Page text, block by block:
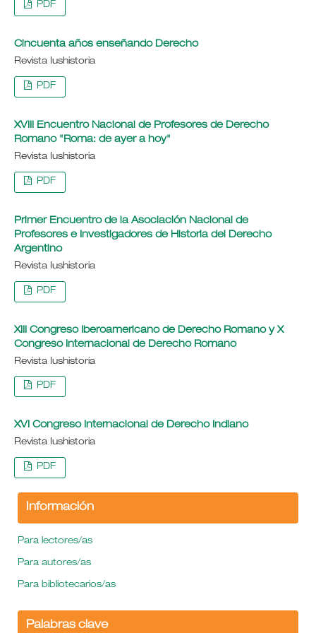
PDF
Cincuenta años enseñando Derecho
Revista Iushistoria
PDF
XVIII Encuentro Nacional de Profesores de Derecho
Romano "Roma: de ayer a hoy"
Revista Iushistoria
PDF
Primer Encuentro de la Asociación Nacional de
Profesores e Investigadores de Historia del Derecho
Argentino
Revista Iushistoria
PDF
XIII Congreso Iberoamericano de Derecho Romano y X
Congreso Internacional de Derecho Romano
Revista Iushistoria
PDF
XVI Congreso Internacional de Derecho Indiano
Revista Iushistoria
PDF
Información
Para lectores/as
Para autores/as
Para bibliotecarios/as
Palabras clave